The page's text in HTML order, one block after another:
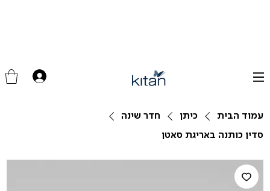
עמוד הבית כיתן
חדר שינה
סדין כותנה באריגת סאטן